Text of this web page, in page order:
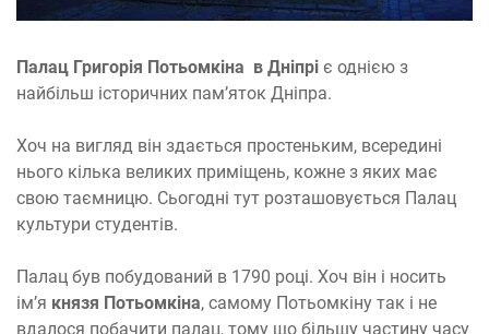
Палац Григорія Потьомкіна в Дніпрі є однією з
найбільш історичних пам’яток Дніпра.
Хоч на вигляд він здається простеньким, всередині
нього кілька великих приміщень, кожне з яких має
свою таємницю. Сьогодні тут розташовується Палац
культури студентів.
Палац був побудований в 1790 році. Хоч він і носить
ім’я князя Потьомкіна, самому Потьомкіну так і не
вдалося побачити палац, тому що більшу частину часу